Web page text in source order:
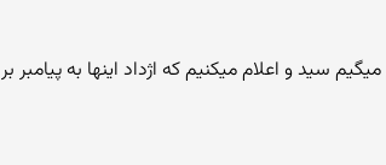
سید و اعلام میکنیم که اژداد اینها به پیامبر